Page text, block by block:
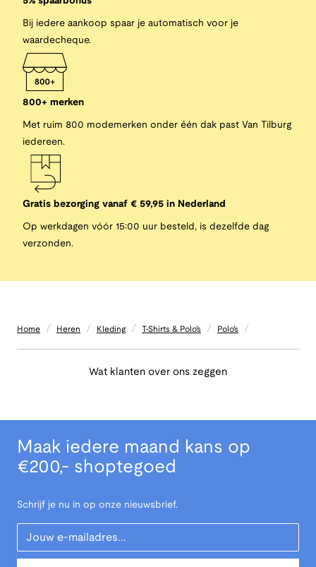
Bij iedere aankoop spaar je automatisch voor je
waardecheque.
800+ merken
Met ruim 800 modemerken onder één dak past Van Tilburg
iedereen.
Gratis bezorging vanaf € 59,95 in Nederland
Op werkdagen vóór 15:00 uur besteld, is dezelfde dag
verzonden.
Home / Heren / Kleding / T-Shirts & Polo's / Polo's /
Wat klanten over ons zeggen
Maak iedere maand kans op
€200,- shoptegoed
Schrijf je nu in op onze nieuwsbrief.
Your Email